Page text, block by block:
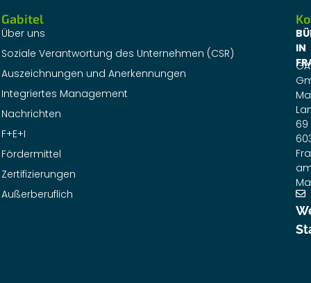
Gabitel
Über uns
Soziale Verantwortung des Unternehmen (CSR)
Auszeichnungen und Anerkennungen
Integriertes Management
Nachrichten
F+E+I
Fördermittel
Zertifizierungen
Außerberuflich
IN
69